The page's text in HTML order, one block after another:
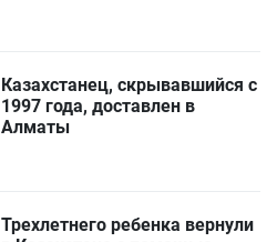
Казахстанец, скрывавшийся с
1997 года, доставлен в
Алматы
Трехлетнего ребенка вернули